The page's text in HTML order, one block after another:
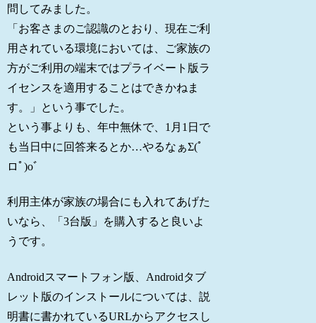
問してみました。
「お客さまのご認識のとおり、現在ご利
用されている環境においては、ご家族の
方がご利用の端末ではプライベート版ラ
イセンスを適用することはできかねま
す。」という事でした。
という事よりも、年中無休で、1月1日で
も当日中に回答来るとか…やるなぁΣ(ﾟ
ロﾟ)oﾞ
利用主体が家族の場合にも入れてあげた
いなら、「3台版」を購入すると良いよ
うです。
Androidスマートフォン版、Androidタブ
レット版のインストールについては、説
明書に書かれているURLからアクセスし